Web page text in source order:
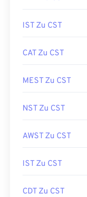
IST Zu CST
CAT Zu CST
MEST Zu CST
NST Zu CST
AWST Zu CST
IST Zu CST
CDT Zu CST